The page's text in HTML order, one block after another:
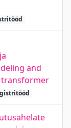
and
transformer